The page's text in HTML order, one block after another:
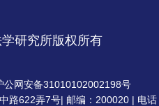
研究所版权所有
公网安备31010102002198号
路622弄7号| 邮编：200020 | 电